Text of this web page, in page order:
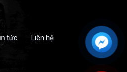
tức Liên hệ